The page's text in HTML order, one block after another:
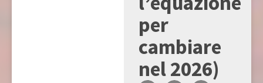
per
cambiare
nel 2026)